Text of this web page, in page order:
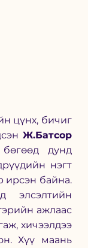
цүнх, бичиг
дунд
нэгт
ирсэн байна.
элсэлтийн
ажлаас
хичээлдээ
Хүү маань